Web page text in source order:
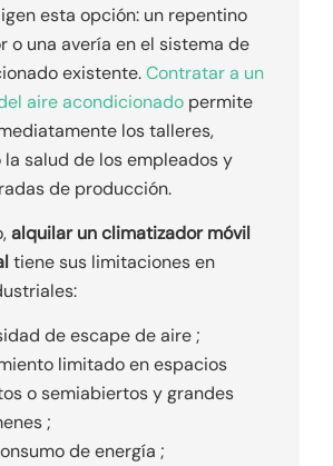
esta opción: un repentino
o una avería en el sistema de
existente.Contratar a un
aire acondicionado permite
los talleres,
salud de los empleados y
de producción.
alquilar un climatizador móvil
tiene sus limitaciones en
de escape de aire ;
limitado en espacios
o semiabiertos y grandes
;
de energía ;